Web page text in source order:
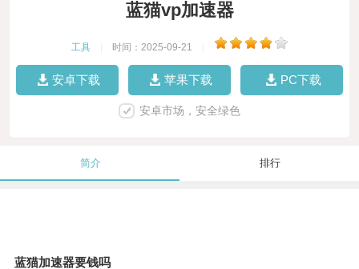
蓝猫vp加速器
工具 时间：2025-09-21
安卓下载 苹果下载 PC下载
安卓市场，安全绿色
简介 排行
蓝猫加速器要钱吗